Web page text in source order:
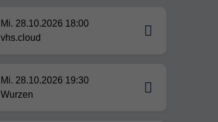
Mi. 28.10.2026 18:00
vhs.cloud
Mi. 28.10.2026 19:30
Wurzen